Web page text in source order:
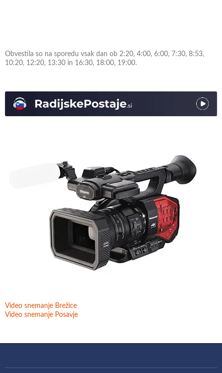
Obvestila so na sporedu vsak dan ob 2:20, 4:00, 6:00, 7:30, 8:53,
10:20, 12:20, 13:30 in 16:30, 18:00, 19:00.
Video snemanje Brežice
Video snemanje Posavje